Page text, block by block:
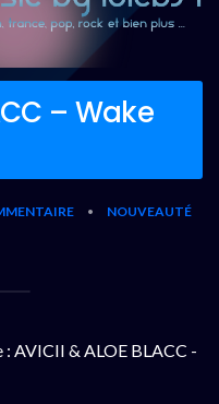
– Wake
•
NOUVEAUTÉ
AVICII & ALOE BLACC -